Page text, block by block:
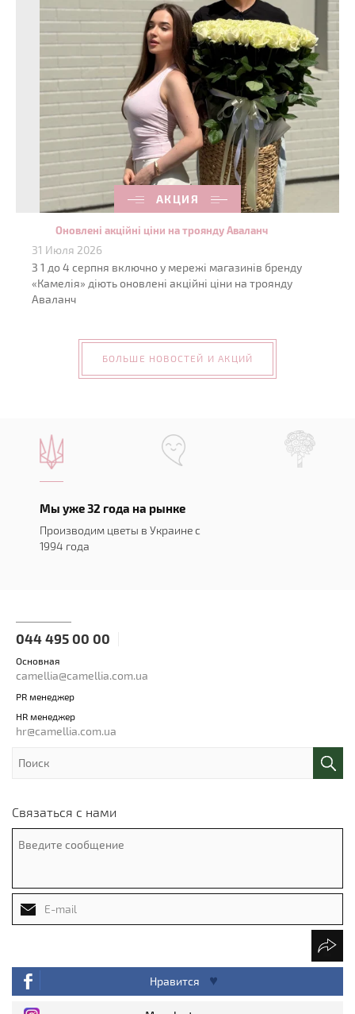
АКЦИЯ
Оновлені акційні ціни на троянду Аваланч
31 Июля 2026
З 1 до 4 серпня включно у мережі магазинів бренду
«Камелія» діють оновлені акційні ціни на троянду
Аваланч
БОЛЬШЕ НОВОСТЕЙ И АКЦИЙ
Мы уже 32 года на рынке
Производим цветы в Украине с
1994 года
044 495 00 00
Основная
camellia@camellia.com.ua
PR менеджер
HR менеджер
hr@camellia.com.ua
Связаться с нами
Нравится